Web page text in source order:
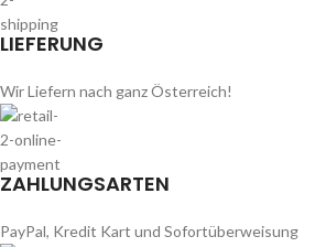
LIEFERUNG
Wir Liefern nach ganz Österreich!
ZAHLUNGSARTEN
PayPal, Kredit Kart und Sofortüberweisung